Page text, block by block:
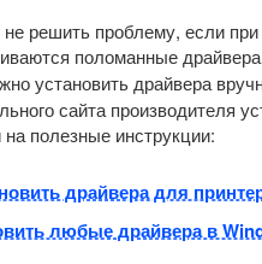
решить проблему, если при
поломанные
установить драйвера
сайта производителя
полезные инструкции:
драйвера для
любые драйвера в